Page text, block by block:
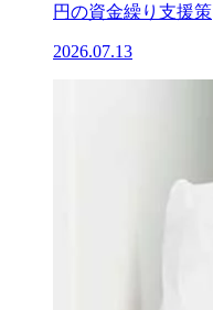
円の資金繰り支援策
2026.07.13